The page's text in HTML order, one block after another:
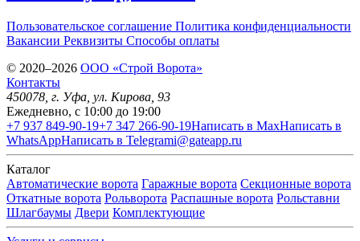
Пользовательское соглашение Политика конфиденциальности
Вакансии Реквизиты Способы оплаты
© 2020–2026 OOO «Строй Ворота»
Контакты
450078 , г. Уфа ул. Кирова, 93
Ежедневно, с 10:00 до 19:00
+7 937 849-90-19+7 347 266-90-19Написать в MaxНаписать в
WhatsAppНаписать в Telegrami@gateapp.ru
Каталог
Автоматические ворота Гаражные ворота Секционные ворота
Откатные ворота Рольворота Распашные ворота Рольставни
Шлагбаумы Двери Комплектующие